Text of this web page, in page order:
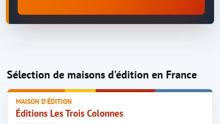
Sélection de maisons d'édition en France
MAISON D'ÉDITION
Éditions Les Trois Colonnes